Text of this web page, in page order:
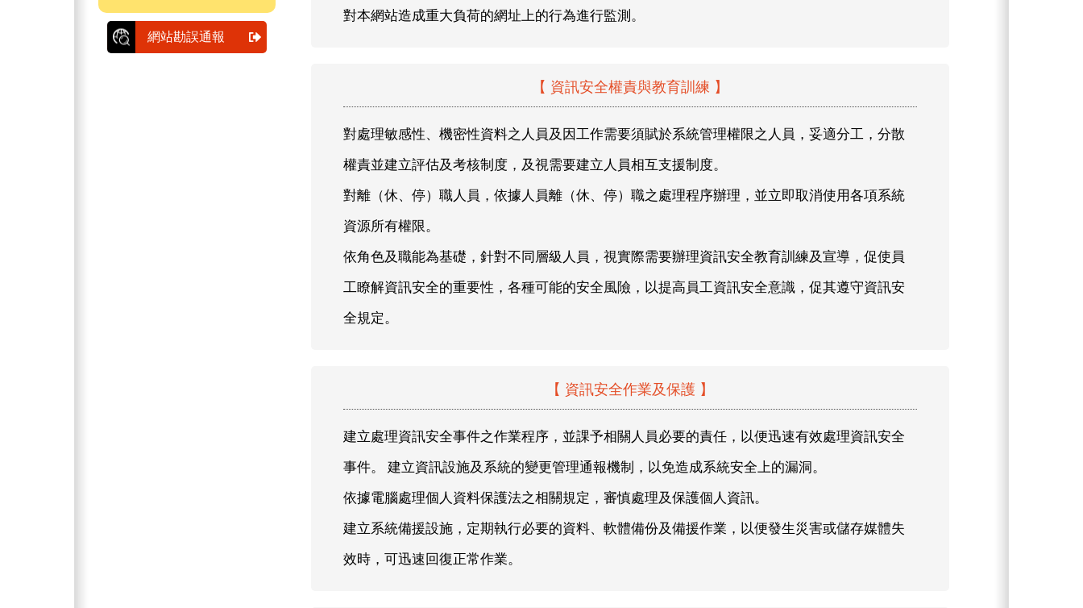
網站勘誤通報
對本網站造成重大負荷的網址上的行為進行監測。
【 資訊安全權責與教育訓練 】
對處理敏感性、機密性資料之人員及因工作需要須賦於系統管理權限之人員，妥適分工，分散
權責並建立評估及考核制度，及視需要建立人員相互支援制度。
對離（休、停）職人員，依據人員離（休、停）職之處理程序辦理，並立即取消使用各項系統
資源所有權限。
依角色及職能為基礎，針對不同層級人員，視實際需要辦理資訊安全教育訓練及宣導，促使員
工瞭解資訊安全的重要性，各種可能的安全風險，以提高員工資訊安全意識，促其遵守資訊安
全規定。
【 資訊安全作業及保護 】
建立處理資訊安全事件之作業程序，並課予相關人員必要的責任，以便迅速有效處理資訊安全
事件。 建立資訊設施及系統的變更管理通報機制，以免造成系統安全上的漏洞。
依據電腦處理個人資料保護法之相關規定，審慎處理及保護個人資訊。
建立系統備援設施，定期執行必要的資料、軟體備份及備援作業，以便發生災害或儲存媒體失
效時，可迅速回復正常作業。